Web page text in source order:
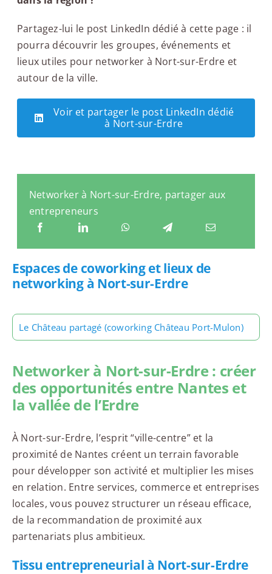
Partagez-lui le post LinkedIn dédié à cette page : il
pourra découvrir les groupes, événements et
lieux utiles pour networker à Nort-sur-Erdre et
autour de la ville.
Voir et partager le post LinkedIn dédié
à Nort-sur-Erdre
Networker à Nort-sur-Erdre, partager aux
entrepreneurs
Espaces de coworking et lieux de
networking à Nort-sur-Erdre
Le Château partagé (coworking Château Port-Mulon)
Networker à Nort-sur-Erdre : créer
des opportunités entre Nantes et
la vallée de l’Erdre
À Nort-sur-Erdre, l’esprit “ville-centre” et la
proximité de Nantes créent un terrain favorable
pour développer son activité et multiplier les mises
en relation. Entre services, commerce et entreprises
locales, vous pouvez structurer un réseau efficace,
de la recommandation de proximité aux
partenariats plus ambitieux.
Tissu entrepreneurial à Nort-sur-Erdre